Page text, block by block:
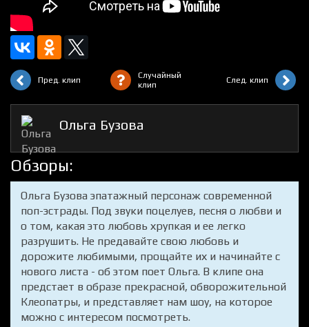
Пред. клип
Случайный
клип
След. клип
Ольга Бузова
Обзоры:
Ольга Бузова эпатажный персонаж современной
поп-эстрады. Под звуки поцелуев, песня о любви и
о том, какая это любовь хрупкая и ее легко
разрушить. Не предавайте свою любовь и
дорожите любимыми, прощайте их и начинайте с
нового листа - об этом поет Ольга. В клипе она
предстает в образе прекрасной, обворожительной
Клеопатры, и представляет нам шоу, на которое
можно с интересом посмотреть.